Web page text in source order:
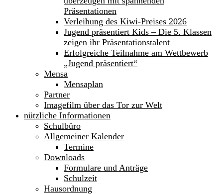
Präsentationen
Verleihung des Kiwi-Preises 2026
Jugend präsentiert Kids – Die 5. Klassen
zeigen ihr Präsentationstalent
Erfolgreiche Teilnahme am Wettbewerb
„Jugend präsentiert“
Mensa
Mensaplan
Partner
Imagefilm über das Tor zur Welt
nützliche Informationen
Schulbüro
Allgemeiner Kalender
Termine
Downloads
Formulare und Anträge
Schulzeit
Hausordnung